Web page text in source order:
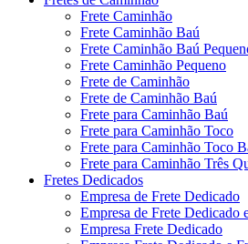
Frete Caminhão
Frete Caminhão Baú
Frete Caminhão Baú
Frete Caminhão Pequeno
Frete de Caminhão
Frete de Caminhão Baú
Frete para Caminhão Baú
Frete para Caminhão Toco
Frete para Caminhão Toco
Frete para Caminhão Três
Fretes Dedicados
Empresa de Frete Dedicado
Empresa de Frete Dedicado
Empresa Frete Dedicado